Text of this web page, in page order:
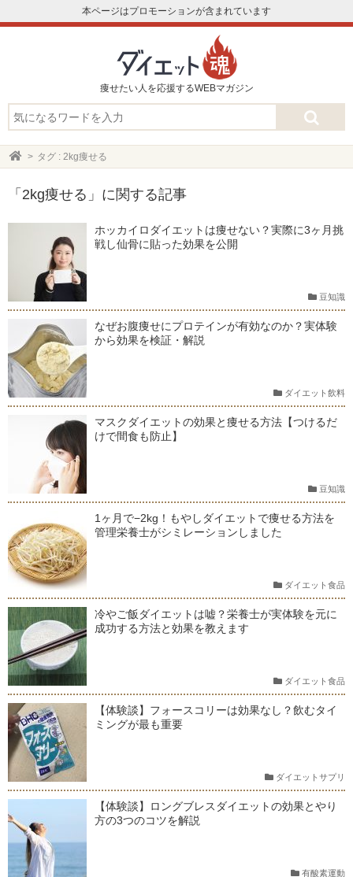
本ページはプロモーションが含まれています
痩せたい人を応援するWEBマガジン
タグ : 2kg痩せる
「2kg痩せる」に関する記事
ホッカイロダイエットは痩せない？実際に3ヶ月挑
戦し仙骨に貼った効果を公開
豆知識
なぜお腹痩せにプロテインが有効なのか？実体験
から効果を検証・解説
ダイエット飲料
マスクダイエットの効果と痩せる方法【つけるだ
けで間食も防止】
豆知識
1ヶ月で−2kg！もやしダイエットで痩せる方法を
管理栄養士がシミレーションしました
ダイエット食品
冷やご飯ダイエットは嘘？栄養士が実体験を元に
成功する方法と効果を教えます
ダイエット食品
【体験談】フォースコリーは効果なし？飲むタイ
ミングが最も重要
ダイエットサプリ
【体験談】ロングブレスダイエットの効果とやり
方の3つのコツを解説
有酸素運動